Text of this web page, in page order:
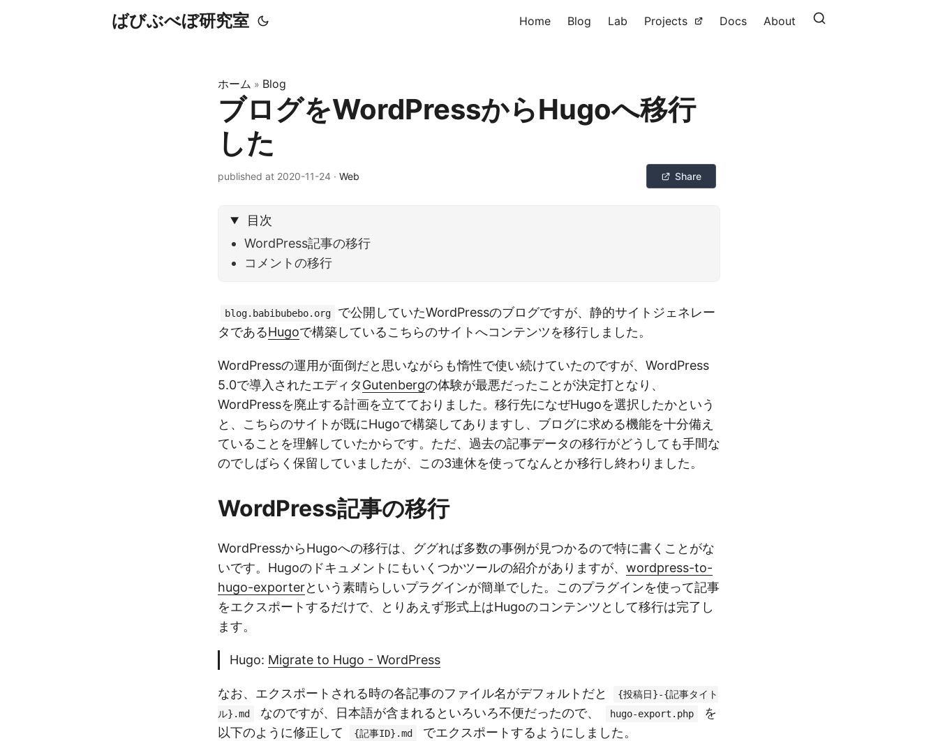
ばびぶべぼ研究室 Home Blog Lab Projects Docs About
ホーム » Blog
ブログをWordPressからHugoへ移行
した
published at 2020-11-24 · Web Share
目次
WordPress記事の移行
コメントの移行
blog.babibubebo.org
で公開していたWordPressのブログですが、静的サイトジェネレー
タであるHugoで構築しているこちらのサイトへコンテンツを移行しました。
WordPressの運用が面倒だと思いながらも惰性で使い続けていたのですが、WordPress
5.0で導入されたエディタGutenbergの体験が最悪だったことが決定打となり、
WordPressを廃止する計画を立てておりました。移行先になぜHugoを選択したかという
と、こちらのサイトが既にHugoで構築してありますし、ブログに求める機能を十分備え
ていることを理解していたからです。ただ、過去の記事データの移行がどうしても手間な
のでしばらく保留していましたが、この3連休を使ってなんとか移行し終わりました。
WordPress記事の移行
WordPressからHugoへの移行は、ググれば多数の事例が見つかるので特に書くことがな
いです。Hugoのドキュメントにもいくつかツールの紹介がありますが、 wordpress-to-
hugo-exporterという素晴らしいプラグインが簡単でした。このプラグインを使って記事
をエクスポートするだけで、とりあえず形式上はHugoのコンテンツとして移行は完了し
ます。
Hugo: Migrate to Hugo - WordPress
なお、エクスポートされる時の各記事のファイル名がデフォルトだと
{投稿日}-{記事タイト
ル}.md
なのですが、日本語が含まれるといろいろ不便だったので、 hugo-export.php
を
以下のように修正して
{記事ID}.md でエクスポートするようにしました。